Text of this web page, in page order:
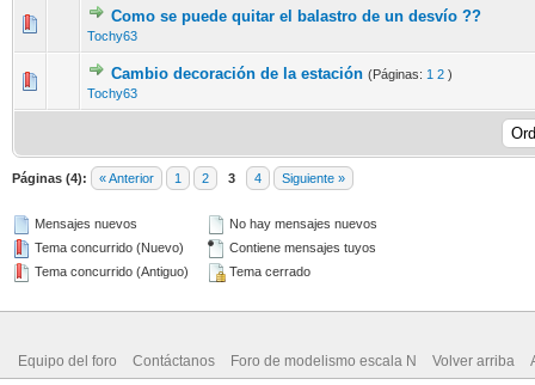
Como se puede quitar el balastro de un desvío ??
Tochy63
Cambio decoración de la estación (Páginas: 1 2 )
Tochy63
Páginas (4): « Anterior 1 2 3 4 Siguiente »
Mensajes nuevos
Tema concurrido (Nuevo)
Tema concurrido (Antiguo)
No hay mensajes nuevos
Contiene mensajes tuyos
Tema cerrado
Equipo del foro Contáctanos Foro de modelismo escala N Volver arriba